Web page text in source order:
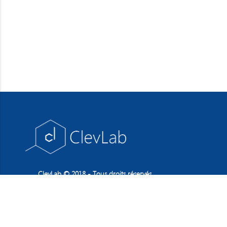
ClevLab © 2018 - Tous droits réservés